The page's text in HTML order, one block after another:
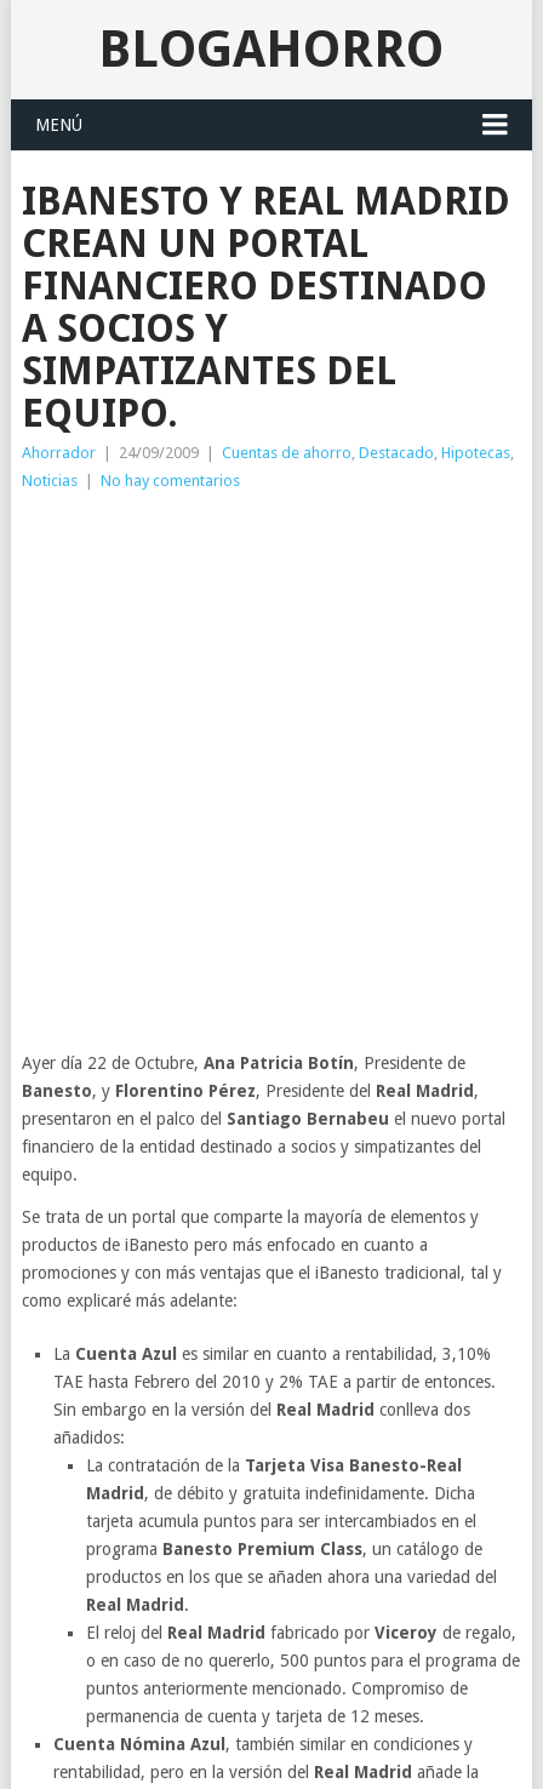
BLOGAHORRO
MENÚ
IBANESTO Y REAL MADRID
CREAN UN PORTAL
FINANCIERO DESTINADO
A SOCIOS Y
SIMPATIZANTES DEL
EQUIPO.
Ahorrador 24/09/2009 Cuentas de ahorro, Destacado, Hipotecas,
Noticias
No hay comentarios
Ayer día 22 de Octubre, Ana Patricia Botín, Presidente de
Banesto, y Florentino Pérez, Presidente del Real Madrid ,
presentaron en el palco del Santiago Bernabeu el nuevo portal
financiero de la entidad destinado a socios y simpatizantes del
equipo.
Se trata de un portal que comparte la mayoría de elementos y
productos de iBanesto pero más enfocado en cuanto a
promociones y con más ventajas que el iBanesto tradicional, tal y
como explicaré más adelante:
La Cuenta Azul es similar en cuanto a rentabilidad, 3,10%
TAE hasta Febrero del 2010 y 2% TAE a partir de entonces.
Sin embargo en la versión del Real Madrid conlleva dos
añadidos:
La contratación de la Tarjeta Visa Banesto-Real
Madrid , de débito y gratuita indefinidamente. Dicha
tarjeta acumula puntos para ser intercambiados en el
programa Banesto Premium Class, un catálogo de
productos en los que se añaden ahora una variedad del
Real Madrid .
El reloj del Real Madrid fabricado por Viceroy de regalo,
o en caso de no quererlo, 500 puntos para el programa de
puntos anteriormente mencionado. Compromiso de
permanencia de cuenta y tarjeta de 12 meses.
Cuenta Nómina Azul , también similar en condiciones y
rentabilidad, pero en la versión del Real Madrid añade la